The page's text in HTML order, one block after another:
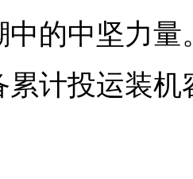
中的中坚力量
累计投运装